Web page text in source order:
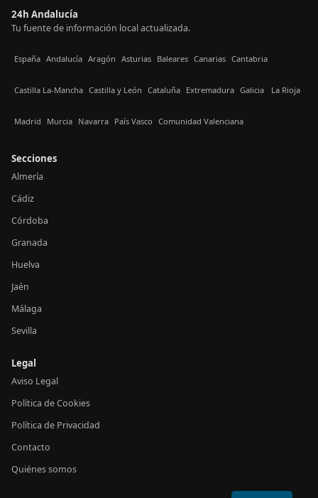
24h Andalucía
Tu fuente de información local actualizada.
España Andalucía Aragón Asturias Baleares Canarias Cantabria
Castilla La-Mancha Castilla y León Cataluña Extremadura Galicia La Rioja
Madrid Murcia Navarra País Vasco Comunidad Valenciana
Secciones
Almería
Cádiz
Córdoba
Granada
Huelva
Jaén
Málaga
Sevilla
Legal
Aviso Legal
Política de Cookies
Política de Privacidad
Contacto
Quiénes somos